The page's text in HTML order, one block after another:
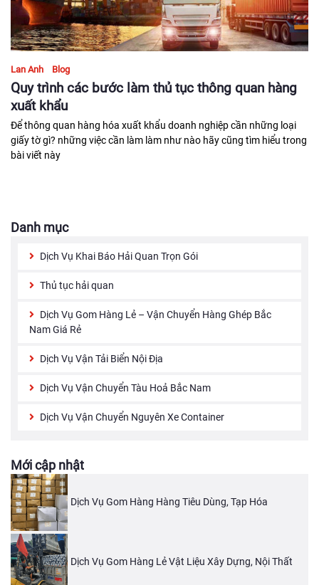
Lan Anh Blog
Quy trình các bước làm thủ tục thông quan hàng
xuất khẩu
Để thông quan hàng hóa xuất khẩu doanh nghiệp cần những loại
giấy tờ gì? những việc cần làm làm như nào hãy cũng tìm hiểu trong
bài viết này
Danh mục
Dịch Vụ Khai Báo Hải Quan Trọn Gói
Thủ tục hải quan
Dịch Vụ Gom Hàng Lẻ – Vận Chuyển Hàng Ghép Bắc
Nam Giá Rẻ
Dịch Vụ Vận Tải Biển Nội Địa
Dịch Vụ Vận Chuyển Tàu Hoả Bắc Nam
Dịch Vụ Vận Chuyển Nguyên Xe Container
Mới cập nhật
Dịch Vụ Gom Hàng Hàng Tiêu Dùng, Tạp Hóa
Dịch Vụ Gom Hàng Lẻ Vật Liệu Xây Dựng, Nội Thất